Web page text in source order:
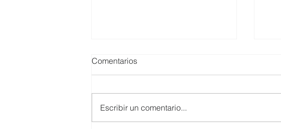
Comentarios
Escribir un comentario...